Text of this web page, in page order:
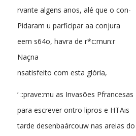
rvante algens anos, alé que o con-
Pidaram u parficipar aa conjura
eem s64o, havra de r*c:mun:r
Naçna
nsatisfeito com esta glória,
‘ ::prave:mu as Invasões Pfrancesas
para escrever ontro lipros e HTAis
tarde desenbaárcouw nas areias do